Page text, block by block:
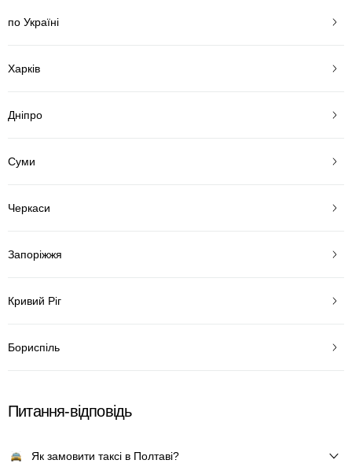
по Україні
Харків
Дніпро
Суми
Черкаси
Запоріжжя
Кривий Ріг
Бориспіль
Питання-відповідь
Як замовити таксі в Полтаві?